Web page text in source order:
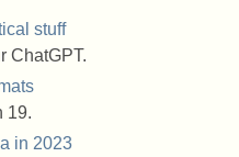
stuff
ChatGPT.
19.
in 2023